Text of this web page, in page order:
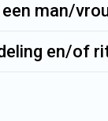
man/
en/of